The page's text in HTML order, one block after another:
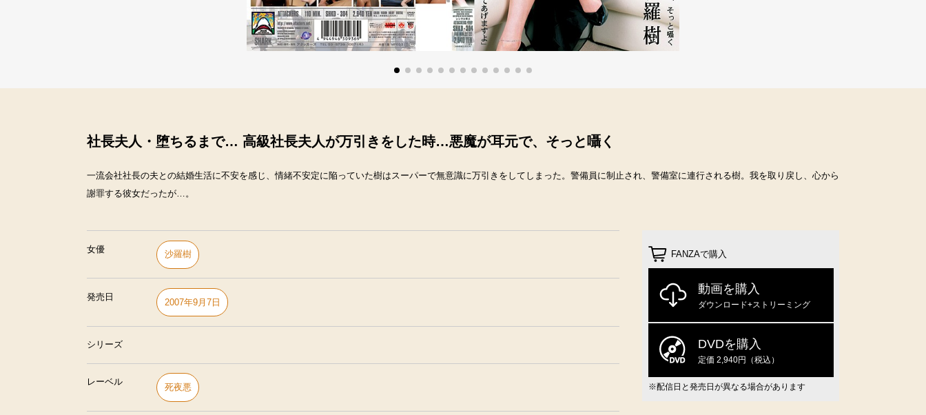
社長夫人・堕ちるまで… 高級社長夫人が万引きをした時…悪魔が耳元で、そっと囁く
一流会社社長の夫との結婚生活に不安を感じ、情緒不安定に陥っていた樹はスーパーで無意識に万引きをしてしまった。警備員に制止され、警備室に連行される樹。我を取り戻し、心から
謝罪する彼女だったが…。
女優
沙羅樹
発売日
2007年9月7日
シリーズ
レーベル
死夜悪
FANZAで購入
動画を購入
ダウンロード+ストリーミング
DVDを購入
定価 2,940円（税込）
※配信日と発売日が異なる場合があります